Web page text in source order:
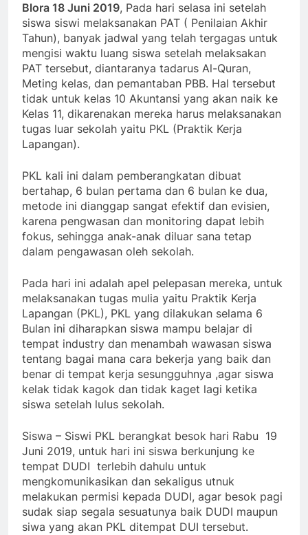
Blora 18 Juni 2019, Pada hari selasa ini setelah
siswa siswi melaksanakan PAT ( Penilaian Akhir
Tahun), banyak jadwal yang telah tergagas untuk
mengisi waktu luang siswa setelah melaksakan
PAT tersebut, diantaranya tadarus Al-Quran,
Meting kelas, dan pemantaban PBB. Hal tersebut
tidak untuk kelas 10 Akuntansi yang akan naik ke
Kelas 11, dikarenakan mereka harus melaksanakan
tugas luar sekolah yaitu PKL (Praktik Kerja
Lapangan).
PKL kali ini dalam pemberangkatan dibuat
bertahap, 6 bulan pertama dan 6 bulan ke dua,
metode ini dianggap sangat efektif dan evisien,
karena pengwasan dan monitoring dapat lebih
fokus, sehingga anak-anak diluar sana tetap
dalam pengawasan oleh sekolah.
Pada hari ini adalah apel pelepasan mereka, untuk
melaksanakan tugas mulia yaitu Praktik Kerja
Lapangan (PKL), PKL yang dilakukan selama 6
Bulan ini diharapkan siswa mampu belajar di
tempat industry dan menambah wawasan siswa
tentang bagai mana cara bekerja yang baik dan
benar di tempat kerja sesungguhnya ,agar siswa
kelak tidak kagok dan tidak kaget lagi ketika
siswa setelah lulus sekolah.
Siswa – Siswi PKL berangkat besok hari Rabu 19
Juni 2019, untuk hari ini siswa berkunjung ke
tempat DUDI terlebih dahulu untuk
mengkomunikasikan dan sekaligus utnuk
melakukan permisi kepada DUDI, agar besok pagi
sudak siap segala sesuatunya baik DUDI maupun
siwa yang akan PKL ditempat DUI tersebut.